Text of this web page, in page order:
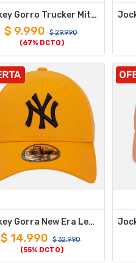
Jockey Gorro Trucker Mitchell And Ness Brand Big Face
$ 9.990 $29.990
(67% DCTO)
Jockey Gorra New Era League Ess 9Forty New York Yankees Orange Black
$ 14.990 $32.990
(55% DCTO)